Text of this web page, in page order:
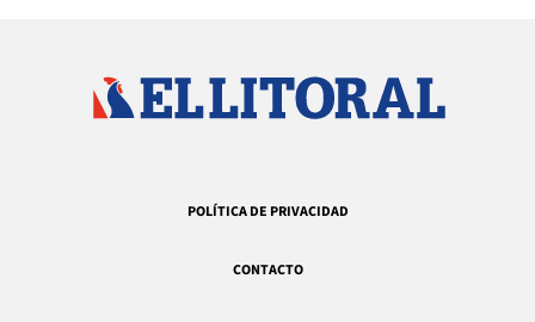
POLÍTICA DE PRIVACIDAD
CONTACTO